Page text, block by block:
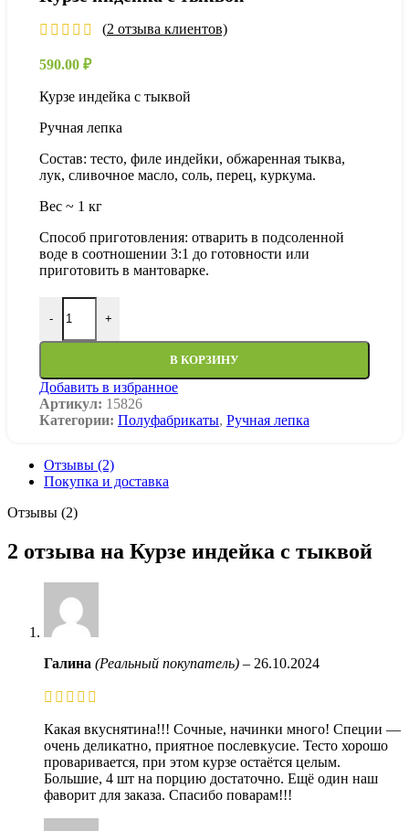
(2 отзыва клиентов)
590.00 ₽
Курзе индейка с тыквой
Ручная лепка
Состав: тесто, филе индейки, обжаренная тыква,
лук, сливочное масло, соль, перец, куркума.
Вес ~ 1 кг
Способ приготовления: отварить в подсоленной
воде в соотношении 3:1 до готовности или
приготовить в мантоварке.
-
Количество товара Курзе индейка с тыквой
+
В КОРЗИНУ
Добавить в избранное
Артикул: 15826
Категории: Полуфабрикаты, Ручная лепка
Отзывы (2)
Покупка и доставка
Отзывы (2)
2 отзыва на Курзе индейка с тыквой
Галина (Реальный покупатель) – 26.10.2024
Какая вкуснятина!!! Сочные, начинки много! Специи —
очень деликатно, приятное послевкусие. Тесто хорошо
проваривается, при этом курзе остаётся целым.
Большие, 4 шт на порцию достаточно. Ещё один наш
фаворит для заказа. Спасибо поварам!!!